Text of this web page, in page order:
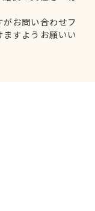
お問い合わせフ
すようお願いい